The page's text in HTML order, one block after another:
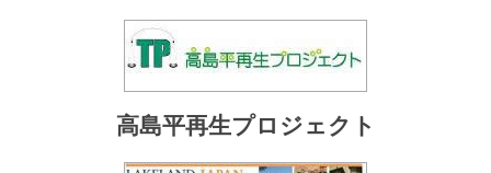
高島平再生プロジェクト